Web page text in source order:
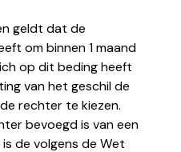
geldt dat de
om binnen 1 maand
op dit beding heeft
van het geschil de
rechter te kiezen.
bevoegd is van een
de volgens de Wet